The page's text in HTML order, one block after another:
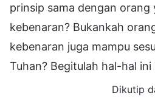
prinsip sama dengan orang
kebenaran? Bukankah
kebenaran juga mampu
Tuhan? Begitulah hal-hal
Dikutip